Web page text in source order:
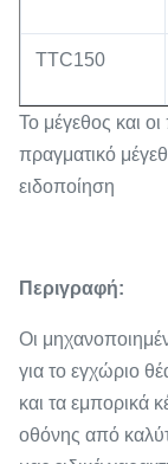
TTC150
Το μέγεθος και
πραγματικό
ειδοποίηση
Περιγραφή:
Οι
για το εγχώριο
και τα εμπορικά
οθόνης από